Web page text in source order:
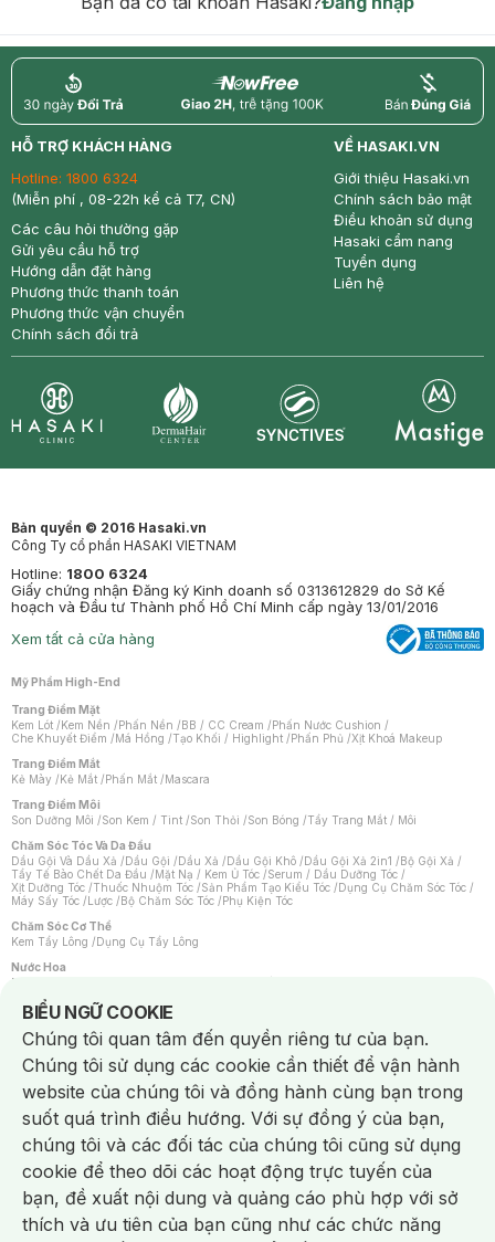
return nowfree price
HỖ TRỢ KHÁCH HÀNG
Hotline: 1800 6324
(Miễn phí , 08-22h kể cả T7, CN)
Các câu hỏi thường gặp
Gửi yêu cầu hỗ trợ
Hướng dẫn đặt hàng
Phương thức thanh toán
Phương thức vận chuyển
Chính sách đổi trả
VỀ HASAKI.VN
Giới thiệu Hasaki.vn
Chính sách bảo mật
Điều khoản sử dụng
Hasaki cẩm nang
Tuyển dụng
Liên hệ
Bản quyền © 2016 Hasaki.vn
Công Ty cổ phần HASAKI VIETNAM
Hotline: 1800 6324
Giấy chứng nhận Đăng ký Kinh doanh số 0313612829 do Sở Kế
hoạch và Đầu tư Thành phố Hồ Chí Minh cấp ngày 13/01/2016
Xem tất cả cửa hàng
Mỹ Phẩm High-End
Trang Điểm Mặt
Kem Lót /Kem Nền /Phấn Nền /BB / CC Cream /Phấn Nước Cushion /
Che Khuyết Điểm /Má Hồng /Tạo Khối / Highlight /Phấn Phủ /Xịt Khoá Makeup
Trang Điểm Mắt
Kẻ Mày /Kẻ Mắt /Phấn Mắt /Mascara
Trang Điểm Môi
Son Dưỡng Môi /Son Kem / Tint /Son Thỏi /Son Bóng /Tẩy Trang Mắt / Môi
Chăm Sóc Tóc Và Da Đầu
Dầu Gội Và Dầu Xả /Dầu Gội /Dầu Xả /Dầu Gội Khô /Dầu Gội Xả 2in1 /Bộ Gội Xả /
Tẩy Tế Bào Chết Da Đầu /Mặt Nạ / Kem Ủ Tóc /Serum / Dầu Dưỡng Tóc /
Xịt Dưỡng Tóc /Thuốc Nhuộm Tóc /Sản Phẩm Tạo Kiểu Tóc /Dụng Cụ Chăm Sóc Tóc /
Máy Sấy Tóc /Lược /Bộ Chăm Sóc Tóc /Phụ Kiện Tóc
Chăm Sóc Cơ Thể
Kem Tẩy Lông /Dụng Cụ Tẩy Lông
Nước Hoa
Nước Hoa Nữ
Chăm Sóc Cá Nhân
Chống Muỗi /Khẩu Trang /Máy Massage/Mặt Nạ Xông Hơi /Nước Rửa Tay/
Sản Phẩm Chăm Sóc Khác /Bàn Chải Đánh Răng /Bàn Chải Điện/
Hỗ Trợ Trắng Răng/Kem Đánh Răng /Máy Tăm Nước/ Nước Súc Miệng/
Tăm / Chỉ Nha Khoa/ Xịt Thơm Miệng / Dung Dịch Vệ Sinh/Dưỡng Vùng Kín/
Khăn Ướt Vệ Sinh Vùng Kín/Băng Vệ Sinh/Tampon/Bọt Cạo Râu /Dao Cạo Râu/
Máy Cạo Râu
Vấn Đề Về Da
Da Dầu / Lỗ Chân Lông To/ Da Khô / Mất Nước/ Da Lão Hóa/ Da Mụn/
Da Nhạy Cảm / Kích Ứng
Da Xỉn Màu Thâm / Nám / Tàn Nhang
Quầng Thâm & Bọng Mắt /Sẹo /Viêm Da Cơ Địa
Dụng Cụ / Phụ Kiện Chăm Sóc Da
Bông Tẩy Trang
Khăn Lau Mặt Khô Dụng Cụ / Máy Rửa Mặt Máy Chăm Sóc Da
Dụng Cụ Chăm Sóc Khác
BIỂU NGỮ COOKIE
Notice about cookies usage
Chúng tôi quan tâm đến quyền riêng tư của bạn.
Chúng tôi sử dụng các cookie cần thiết để vận hành
website của chúng tôi và đồng hành cùng bạn trong
suốt quá trình điều hướng. Với sự đồng ý của bạn,
chúng tôi và các đối tác của chúng tôi cũng sử dụng
cookie để theo dõi các hoạt động trực tuyến của
bạn, đề xuất nội dung và quảng cáo phù hợp với sở
thích và ưu tiên của bạn cũng như các chức năng